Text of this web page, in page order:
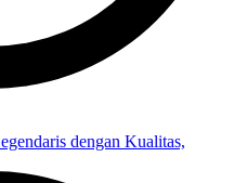
dengan Kualitas,